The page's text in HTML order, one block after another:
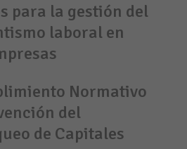
para la gestión del
laboral en
Normativo
del
de Capitales